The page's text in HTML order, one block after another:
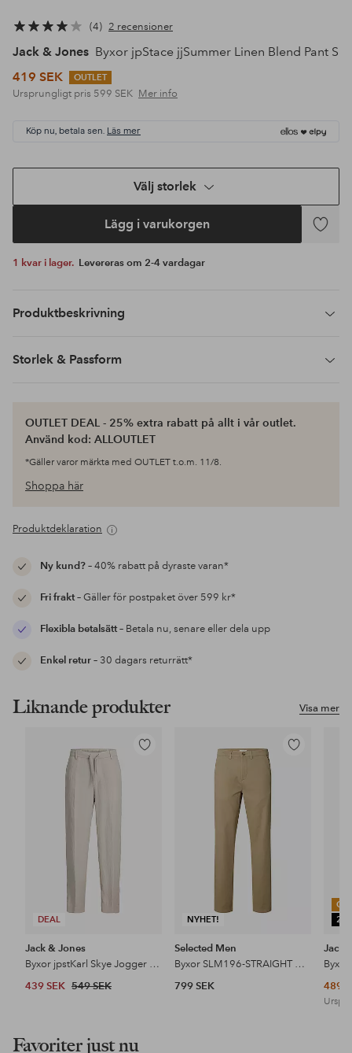
4 2 recensioner
Jack & Jones Byxor jpStace jjSummer Linen Blend Pant S
419 SEK
OUTLET
Ursprungligt pris 599 SEK Mer info
Köp nu, betala sen. Läs mer
Välj storlek
Lägg i varukorgen
Lägg
1 kvar i lager. Levereras om 2-4 vardagar
Produktbeskrivning
Storlek & Passform
OUTLET DEAL - 25% extra rabatt på allt i vår outlet.
Använd kod: ALLOUTLET
*Gäller varor märkta med OUTLET t.o.m. 11/8.
Shoppa här
Produktdeklaration
Ny kund?– 40% rabatt på dyraste varan*
Fri frakt– Gäller för postpaket över 599 kr*
Flexibla betalsätt– Betala nu, senare eller dela upp
Enkel retur– 30 dagars returrätt*
Visa mer
Liknande produkter
DEAL
Lägg
Jack & Jones
Byxor jpstKarl Skye Jogger SN
439 SEK 549 SEK
NYHET!
Lägg
Selected Men
Byxor SLM196-STRAIGHT MILES TWILL PANT NO
799 SEK
Jack
489
Favoriter just nu